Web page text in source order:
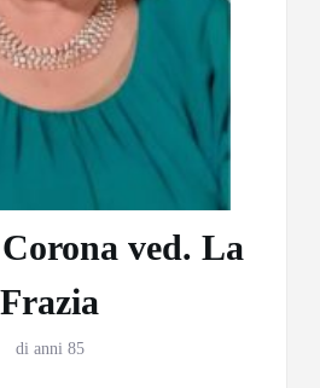
ved. La
Frazia
di anni 85